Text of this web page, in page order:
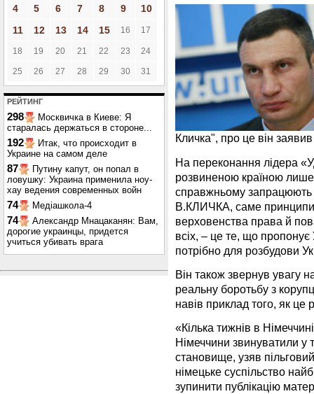
4
5 6 7 8 9
10
11
12 13 14 15 16 17
18 19 20 21 22 23 24
25 26 27 28 29 30 31
РЕЙТИНГ
298
Москвичка в Киеве: Я
старалась держаться в стороне...
192
Итак, что происходит в
Украине на самом деле
87
Путину капут, он попал в
ловушку: Украина применила ноу-
хау ведения современных войн
74 Медіашкола-4
74
Александр Мнацаканян: Вам,
дорогие украинцы, придется
учиться убивать врага
Кличка", про це він
На переконання лідера
розвиненою країною лише
справжньому запрацюють
В.КЛИЧКА, саме принципи
верховенства права й
всіх, – це те, що
потрібно для розбудови
Він також звернув увагу
реальну боротьбу з
навів приклад того, як це
«Кілька тижнів в
Німеччини звинуватили
становище, узяв
німецьке суспільство
зупинити публікацію